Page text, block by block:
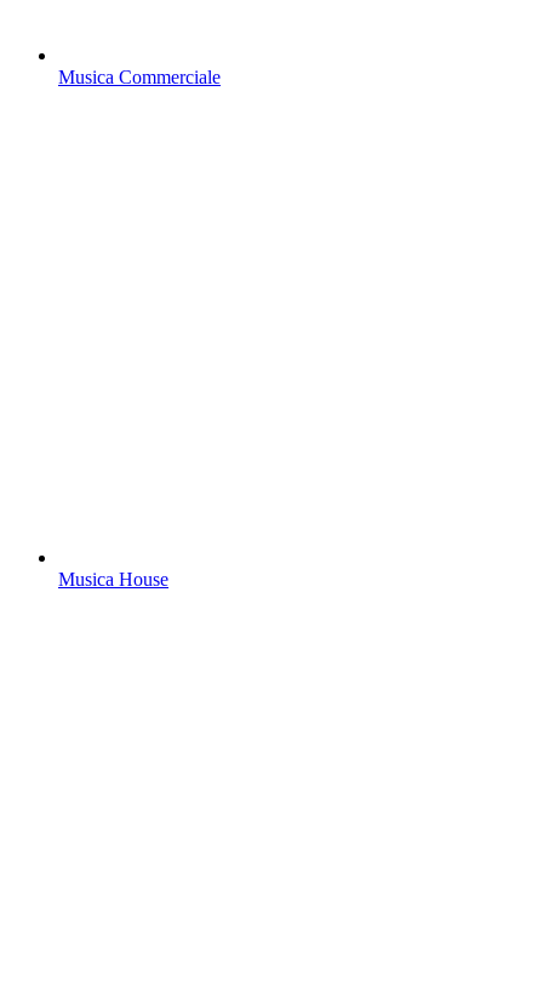
Musica Commerciale
Musica House